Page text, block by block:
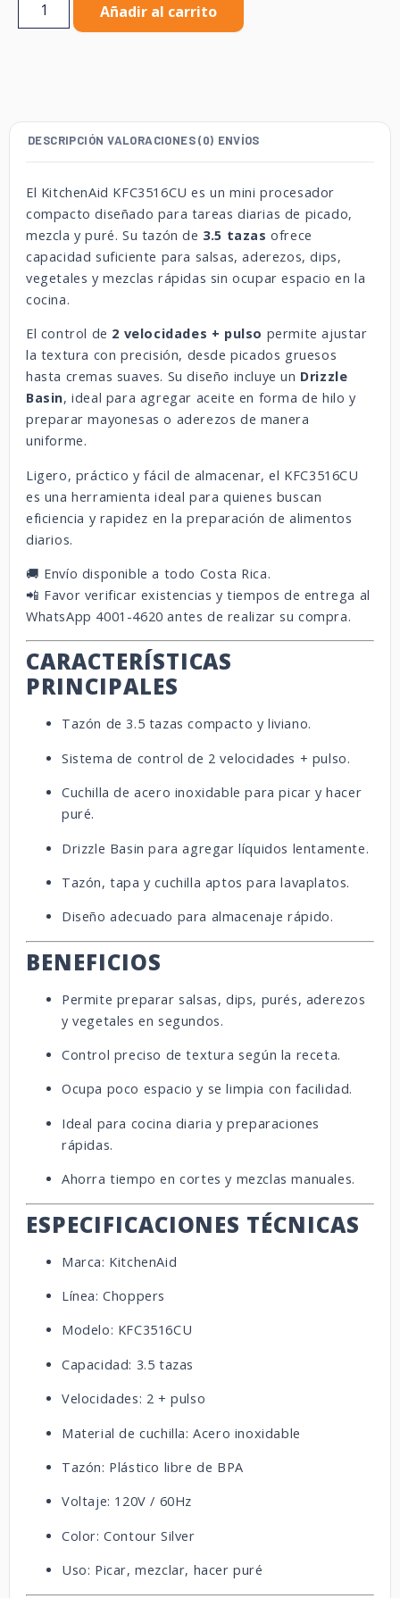
Añadir al carrito
DESCRIPCIÓN VALORACIONES (0) ENVÍOS
El KitchenAid KFC3516CU es un mini procesador
compacto diseñado para tareas diarias de picado,
mezcla y puré. Su tazón de 3.5 tazas ofrece
capacidad suficiente para salsas, aderezos, dips,
vegetales y mezclas rápidas sin ocupar espacio en la
cocina.
El control de 2 velocidades + pulso permite ajustar
la textura con precisión, desde picados gruesos
hasta cremas suaves. Su diseño incluye un Drizzle
Basin, ideal para agregar aceite en forma de hilo y
preparar mayonesas o aderezos de manera
uniforme.
Ligero, práctico y fácil de almacenar, el KFC3516CU
es una herramienta ideal para quienes buscan
eficiencia y rapidez en la preparación de alimentos
diarios.
🚚 Envío disponible a todo Costa Rica.
📲 Favor verificar existencias y tiempos de entrega al
WhatsApp 4001-4620 antes de realizar su compra.
CARACTERÍSTICAS
PRINCIPALES
Tazón de 3.5 tazas compacto y liviano.
Sistema de control de 2 velocidades + pulso.
Cuchilla de acero inoxidable para picar y hacer
puré.
Drizzle Basin para agregar líquidos lentamente.
Tazón, tapa y cuchilla aptos para lavaplatos.
Diseño adecuado para almacenaje rápido.
BENEFICIOS
Permite preparar salsas, dips, purés, aderezos
y vegetales en segundos.
Control preciso de textura según la receta.
Ocupa poco espacio y se limpia con facilidad.
Ideal para cocina diaria y preparaciones
rápidas.
Ahorra tiempo en cortes y mezclas manuales.
ESPECIFICACIONES TÉCNICAS
Marca: KitchenAid
Línea: Choppers
Modelo: KFC3516CU
Capacidad: 3.5 tazas
Velocidades: 2 + pulso
Material de cuchilla: Acero inoxidable
Tazón: Plástico libre de BPA
Voltaje: 120V / 60Hz
Color: Contour Silver
Uso: Picar, mezclar, hacer puré